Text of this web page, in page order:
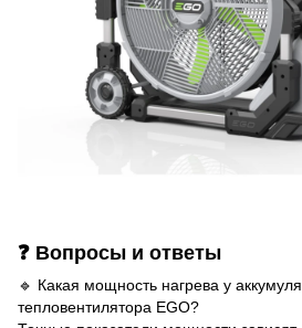
❓ Вопросы и ответы
🔹 Какая мощность нагрева у
тепловентилятора EGO?